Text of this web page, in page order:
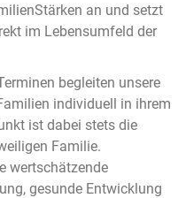
an und setzt
im Lebensumfeld der
begleiten unsere
individuell in ihrem
ist dabei stets die
Familie.
wertschätzende
gesunde Entwicklung